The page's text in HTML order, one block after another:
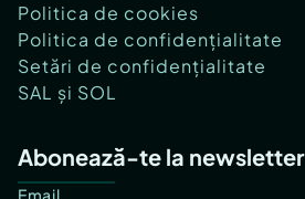
Politica de cookies
Politica de confidențialitate
Setări de confidențialitate
SAL și SOL
Abonează-te la newsletter
Email